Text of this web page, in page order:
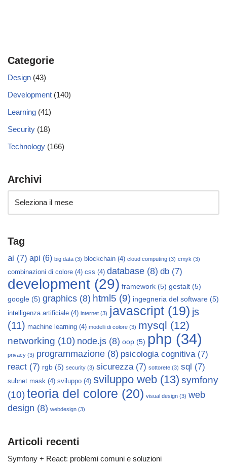
Categorie
Design (43)
Development (140)
Learning (41)
Security (18)
Technology (166)
Archivi
Tag
ai (7) api (6) big data (3) blockchain (4) cloud computing (3) cmyk (3)
combinazioni di colore (4) css (4) database (8) db (7)
development (29) framework (5) gestalt (5)
google (5) graphics (8) html5 (9) ingegneria del software (5)
intelligenza artificiale (4) internet (3) javascript (19) js
(11) machine learning (4) modelli di colore (3) mysql (12)
networking (10) node.js (8) oop (5) php (34)
privacy (3) programmazione (8) psicologia cognitiva(7)
react (7) rgb (5) security (3) sicurezza(7) sottorete (3) sql (7)
subnet mask (4) sviluppo (4) sviluppo web (13) symfony
(10)teoria del colore (20) visual design (3) web
design (8) webdesign (3)
Articoli recenti
Symfony + React: problemi comuni e soluzioni